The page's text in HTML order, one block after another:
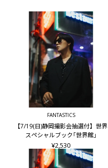
FANTASTICS
【7/19(日)静岡撮影会抽選付】世界
スペシャルブック｢世界館｣
¥2,530